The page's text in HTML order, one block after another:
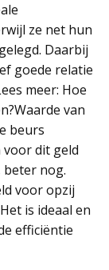
ze net hun
Daarbij
goede relatie
meer: Hoe
van
beurs
voor dit geld
nog.
voor opzij
is ideaal en
efficiëntie